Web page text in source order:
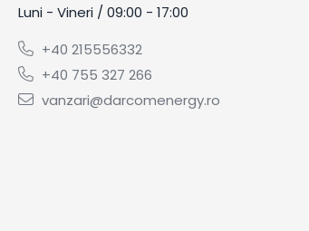
Luni - Vineri / 09:00 - 17:00
+40 215556332
+40 755 327 266
vanzari@darcomenergy.ro